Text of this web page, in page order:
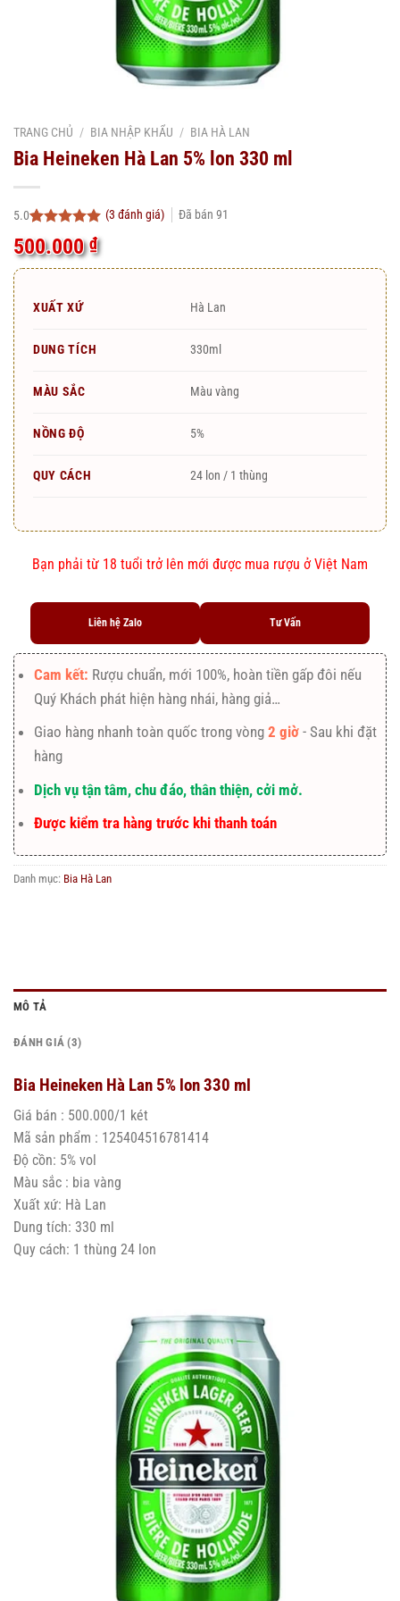
TRANG CHỦ / BIA NHẬP KHẨU / BIA HÀ LAN
Bia Heineken Hà Lan 5% lon 330 ml
5.0
5.0 trên 5
dựa trên
3
đánh giá
(3 đánh giá) Đã bán 91
500.000₫
XUẤT XỨ Hà Lan
DUNG TÍCH 330ml
MÀU SẮC Màu vàng
NỒNG ĐỘ 5%
QUY CÁCH 24 lon / 1 thùng
Bạn phải từ 18 tuổi trở lên mới được mua rượu ở Việt Nam
Liên hệ Zalo Tư Vấn
Cam kết: Rượu chuẩn, mới 100%, hoàn tiền gấp đôi nếu
Quý Khách phát hiện hàng nhái, hàng giả…
Giao hàng nhanh toàn quốc trong vòng2 giờ - Sau khi đặt
hàng
Dịch vụ tận tâm, chu đáo, thân thiện, cởi mở.
Được kiểm tra hàng trước khi thanh toán
Danh mục: Bia Hà Lan
MÔ TẢ
ĐÁNH GIÁ (3)
Bia Heineken Hà Lan 5% lon 330 ml
Giá bán : 500.000/1 két
Mã sản phẩm : 125404516781414
Độ cồn: 5% vol
Màu sắc : bia vàng
Xuất xứ: Hà Lan
Dung tích: 330 ml
Quy cách: 1 thùng 24 lon